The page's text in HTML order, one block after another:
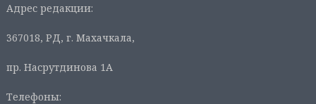
Адрес редакции:
367018, РД, г. Махачкала,
пр. Насрутдинова 1А
Телефоны: